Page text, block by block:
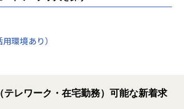
環境あり）
テレワーク・在宅勤務）可能な新着求